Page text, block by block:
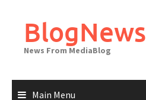
contentBlogNews
News From MediaBlog
Main Menu